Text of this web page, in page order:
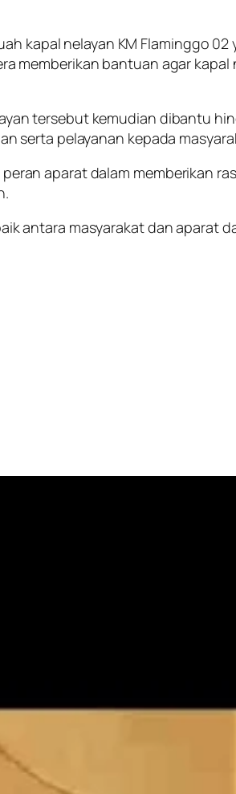
kapal nelayan KM Flaminggo
memberikan bantuan agar
tersebut kemudian dibantu
serta pelayanan kepada
aparat dalam memberikan
antara masyarakat dan aparat